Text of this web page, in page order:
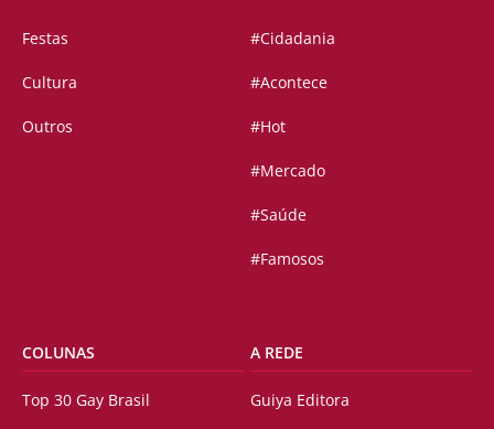
Festas
Cultura
Outros
#Cidadania
#Acontece
#Hot
#Mercado
#Saúde
#Famosos
COLUNAS
Top 30 Gay Brasil
A REDE
Guiya Editora